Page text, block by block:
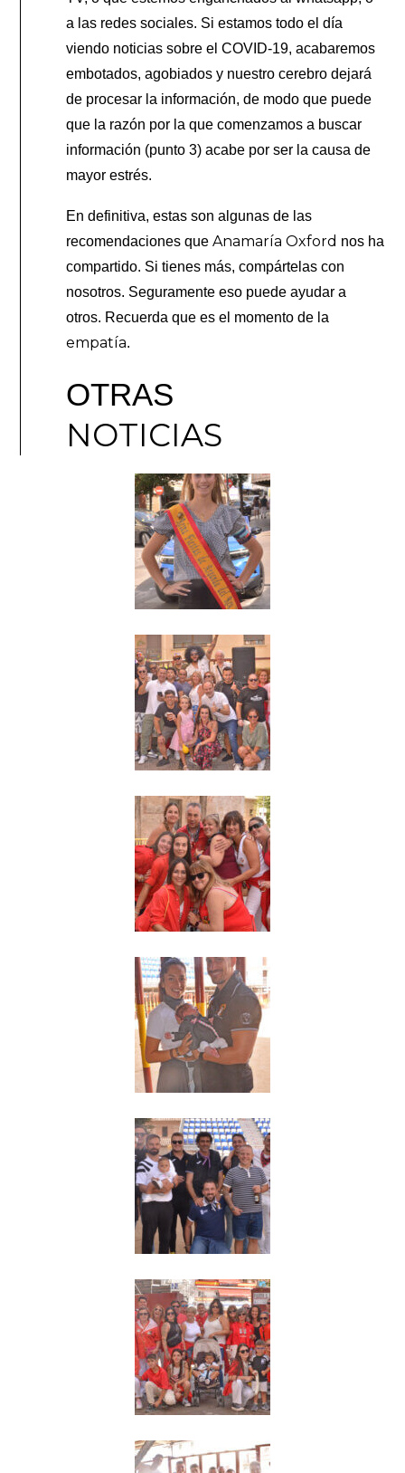
a las redes sociales. Si estamos todo el día
viendo noticias sobre el COVID-19, acabaremos
embotados, agobiados y nuestro cerebro dejará
de procesar la información, de modo que puede
que la razón por la que comenzamos a buscar
información (punto 3) acabe por ser la causa de
mayor estrés.
En definitiva, estas son algunas de las
recomendaciones queAnamaría Oxford nos ha
compartido. Si tienes más, compártelas con
nosotros. Seguramente eso puede ayudar a
otros. Recuerda que es el momento de la
empatía.
OTRAS
NOTICIAS